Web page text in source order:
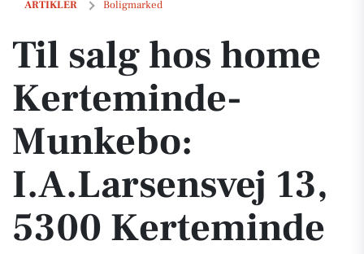
ARTIKLER Boligmarked
Til salg hos home Kerteminde-Munkebo: I.A.Larsensvej 13, 5300
Til salg hos home
Kerteminde-
Munkebo:
I.A.Larsensvej 13,
5300 Kerteminde